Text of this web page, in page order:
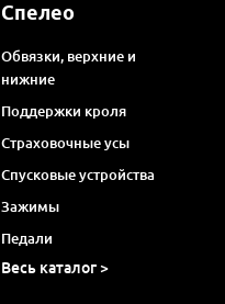
Спелео
Обвязки, верхние и
нижние
Поддержки кроля
Страховочные усы
Спусковые устройства
Зажимы
Педали
Весь каталог >